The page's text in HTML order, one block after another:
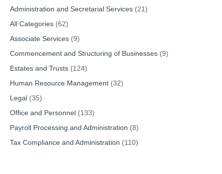
Administration and Secretarial Services (21)
All Categories (62)
Associate Services (9)
Commencement and Structuring of Businesses (9)
Estates and Trusts (124)
Human Resource Management (32)
Legal (35)
Office and Personnel (133)
Payroll Processing and Administration (8)
Tax Compliance and Administration (110)